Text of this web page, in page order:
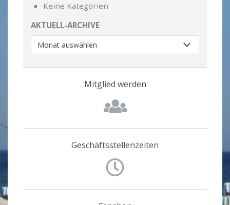
Keine Kategorien
AKTUELL-ARCHIVE
Mitglied werden
Geschäftsstellenzeiten